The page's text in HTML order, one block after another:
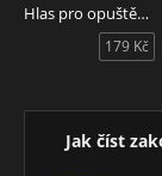
Hlas pro opuštěné duše
179 Kč
Jak číst